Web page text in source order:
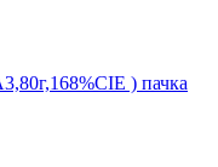
) пачка